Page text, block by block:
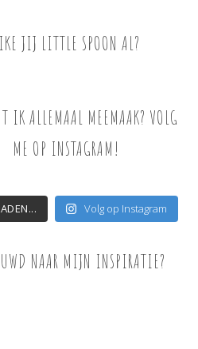
JIJ LITTLE SPOON AL?
IK ALLEMAAL MEEMAAK? VOLG
ME OP INSTAGRAM!
Volg op Instagram
NAAR MIJN INSPIRATIE?